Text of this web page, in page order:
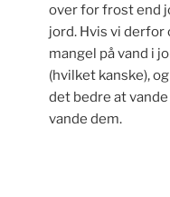
over for frost end
jord. Hvis vi derfor
mangel på vand i
(hvilket kanske),
det bedre at
vande dem.